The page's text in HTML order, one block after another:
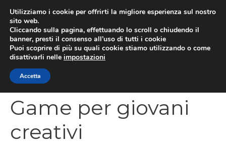
contenuto
Concorso Business
Game per giovani
creativi
Utilizziamo i cookie per offrirti la migliore esperienza sul nostro
sito web.
Cliccando sulla pagina, effettuando lo scroll o chiudendo il
banner, presti il consenso all’uso di tutti i cookie
Puoi scoprire di più su quali cookie stiamo utilizzando o come
disattivarli nelle impostazioni
Accetta